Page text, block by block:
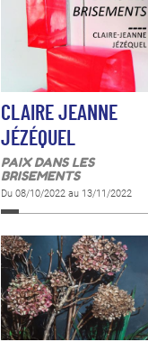
CLAIRE JEANNE
JÉZÉQUEL
PAIX DANS LES
BRISEMENTS
Du 08/10/2022 au 13/11/2022